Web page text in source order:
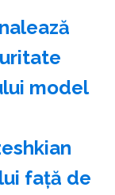
model
faţă de